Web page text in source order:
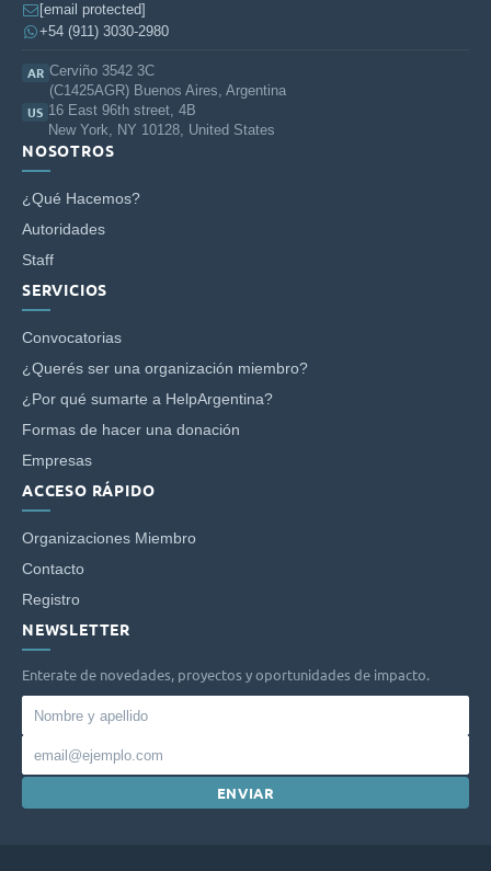
[email protected]
+54 (911) 3030-2980
AR Cerviño 3542 3C
(C1425AGR) Buenos Aires, Argentina
US 16 East 96th street, 4B
New York, NY 10128, United States
NOSOTROS
¿Qué Hacemos?
Autoridades
Staff
SERVICIOS
Convocatorias
¿Querés ser una organización miembro?
¿Por qué sumarte a HelpArgentina?
Formas de hacer una donación
Empresas
ACCESO RÁPIDO
Organizaciones Miembro
Contacto
Registro
NEWSLETTER
Enterate de novedades, proyectos y oportunidades de impacto.
Nombre
y
apellido
ENVIAR